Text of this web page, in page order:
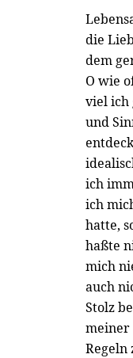
die
dem
O wie
viel ich
und
ich
ich
hatte,
haßte
mich
auch
Stolz
meiner
Regeln